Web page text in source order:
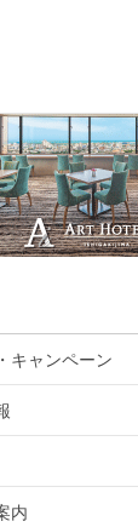
キャンペーン
内